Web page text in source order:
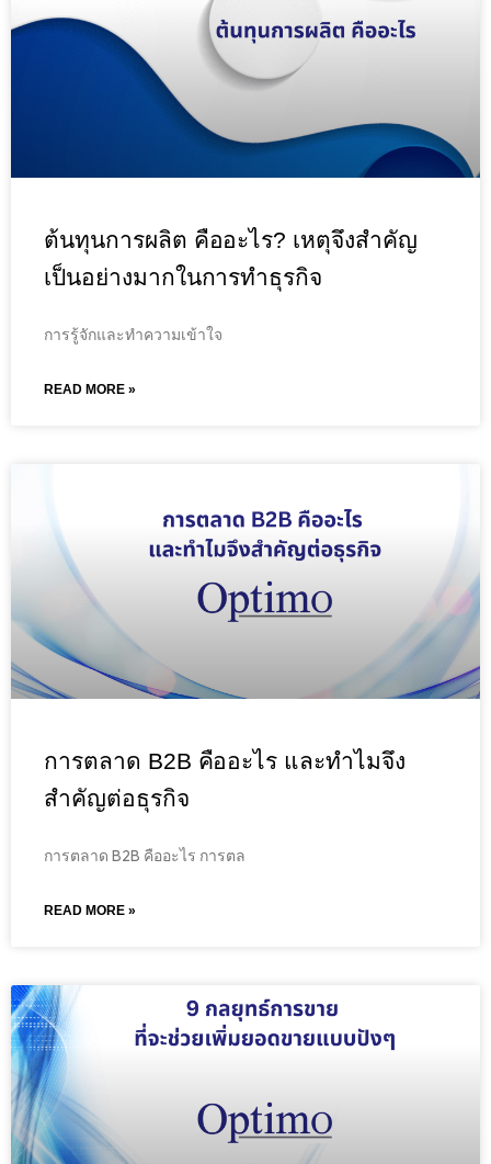
ต้นทุนการผลิต คืออะไร? เหตุจึงสำคัญ
เป็นอย่างมากในการทำธุรกิจ
การรู้จักและทำความเข้าใจ
READ MORE »
การตลาด B2B คืออะไร และทำไมจึง
สำคัญต่อธุรกิจ
การตลาด B2B คืออะไร การตล
READ MORE »